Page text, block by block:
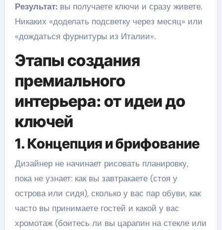
Результат:вы получаете ключи и сразу живете.
Никаких «доделать подсветку через месяц» или
«дождаться фурнитуры из Италии».
Этапы создания
премиального
интерьера: от идеи до
ключей
1. Концепция и брифование
Дизайнер не начинает рисовать планировку,
пока не узнает: как вы завтракаете (стоя у
острова или сидя), сколько у вас пар обуви, как
часто вы принимаете гостей и какой у вас
хромотаж (боитесь ли вы царапин на стекле или